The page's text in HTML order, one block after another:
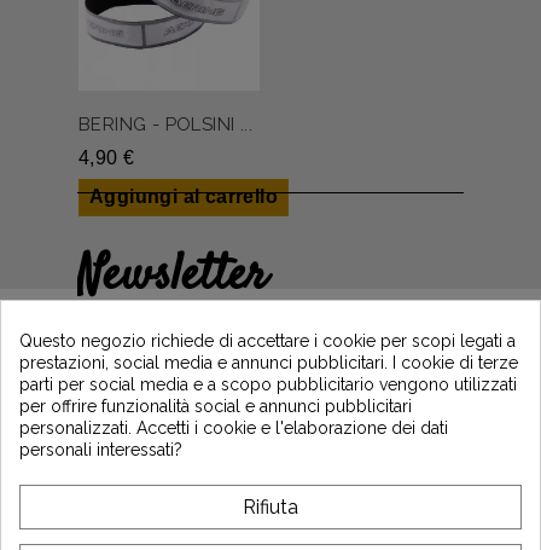
BERING - POLSINI ...
4,90 €
Aggiungi al carrello
Newsletter
iscrivendoti e resta informato sulle ultime
notizie di Vintage Motors
*Dès 99€ d'achat. En vous abonnant à notre newsletter, vous reconnaissez avoir pris
l'acceptez.
A PROPOSITO DI VINTAGE
Questo negozio richiede di accettare i cookie per scopi legati a
prestazioni, social media e annunci pubblicitari. I cookie di terze
parti per social media e a scopo pubblicitario vengono utilizzati
per offrire funzionalità social e annunci pubblicitari
personalizzati. Accetti i cookie e l'elaborazione dei dati
personali interessati?
Rifiuta